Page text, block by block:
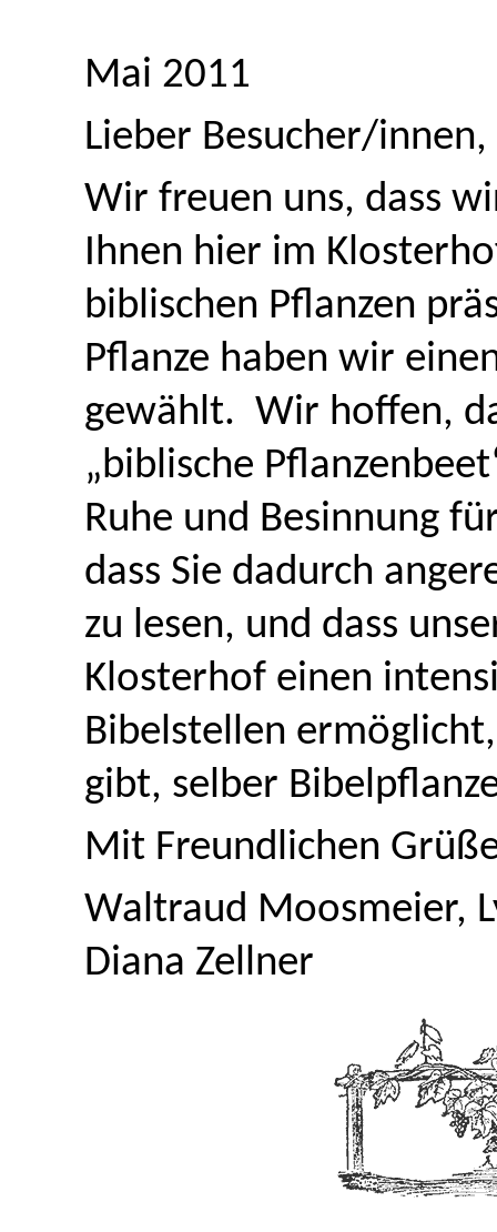
Mai 2011
Lieber Besucher/innen,
Wir freuen uns, dass
Ihnen hier im
biblischen Pflanzen
Pflanze haben wir
gewählt. Wir hoffen,
„biblische
Ruhe und Besinnung
dass Sie dadurch
zu lesen, und dass
Klosterhof einen
Bibelstellen
gibt, selber
Mit Freundlichen
Waltraud Moosmeier,
Diana Zellner